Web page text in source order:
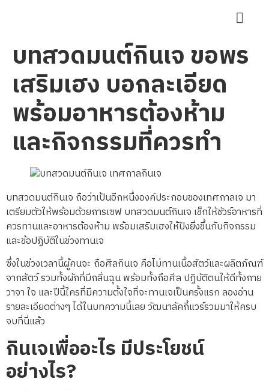
บทสวดมนต์กินเจ ขอพร
เสริมเฮง บอกละเอียด
พร้อมอาหารต้องห้าม
และกิจกรรมที่ควรทำ
บทสวดมนต์กินเจ ถือว่าเป้นอีกหนึ่งองค์ประกอบของเทศกาลเจ มา
เตรียมตัวให้พร้อมด้วยการเซฟ บทสวดมนต์กินเจ เช็กให้ชัวร์อาหารที่
ควรทานและอาหารต้องห้าม พร้อมเสริมเฮงให้ปังยิ่งขึ้นกับกิจกรรม
และข้อปฏิบัติในช่วงทานเจ
ซึ่งในช่วงเวลานี้ผู้คนจะ ถือศีลกินเจ คือไม่ทานเนื้อสัตว์และผลิตภัณฑ์
จากสัตว์ รวมทั้งผักที่มีกลิ่นฉุน พร้อมทั้งถือศีล ปฏิบัติตนให้ดีทั้งกาย
วาจา ใจ และปีนี้ใครที่มีความตั้งใจที่จะทานเจเป็นครั้งแรก ลองอ่าน
รายละเอียดต่างๆ ได้ในบทความนี้เลย วัฒนาลัคกี้แวร์รวมมาให้ครบ
จบที่นี่แล้ว
กินเจเพื่ออะไร มีประโยชน์
อย่างไร?